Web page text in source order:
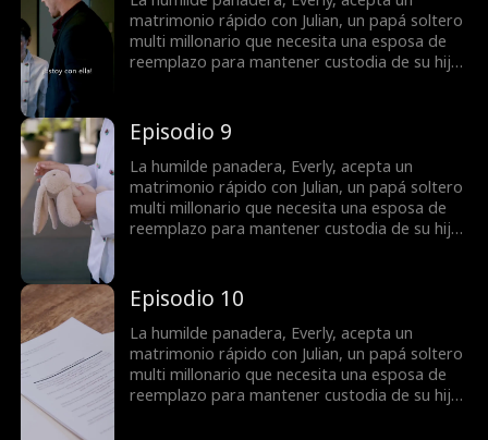
quienes harán lo que sea para separarlos.
matrimonio rápido con Julian, un papá soltero
multi millonario que necesita una esposa de
reemplazo para mantener custodia de su hija.
descubren sus sentimientos entre sí mientras
combaten a un némesis celoso, un ex-
prometido acosador y una ex-esposa lunática
quienes harán lo que sea para separarlos.
Episodio 9
La humilde panadera, Everly, acepta un
matrimonio rápido con Julian, un papá soltero
multi millonario que necesita una esposa de
reemplazo para mantener custodia de su hija.
descubren sus sentimientos entre sí mientras
combaten a un némesis celoso, un ex-
prometido acosador y una ex-esposa lunática
quienes harán lo que sea para separarlos.
Episodio 10
La humilde panadera, Everly, acepta un
matrimonio rápido con Julian, un papá soltero
multi millonario que necesita una esposa de
reemplazo para mantener custodia de su hija.